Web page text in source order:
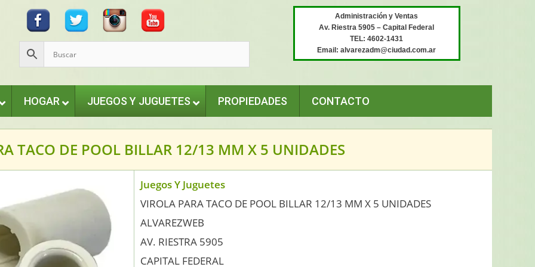
Administración y Ventas
Av. Riestra 5905 – Capital Federal
TEL: 4602-1431
Email: alvarezadm@ciudad.com.ar
HOGAR JUEGOS Y JUGUETES PROPIEDADES CONTACTO
TACO DE POOL BILLAR 12/13 MM X 5 UNIDADES
Juegos Y Juguetes
VIROLA PARA TACO DE POOL BILLAR 12/13 MM X 5 UNIDADES
ALVAREZWEB
AV. RIESTRA 5905
CAPITAL FEDERAL